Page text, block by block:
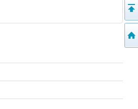
工藤 ノリコ／